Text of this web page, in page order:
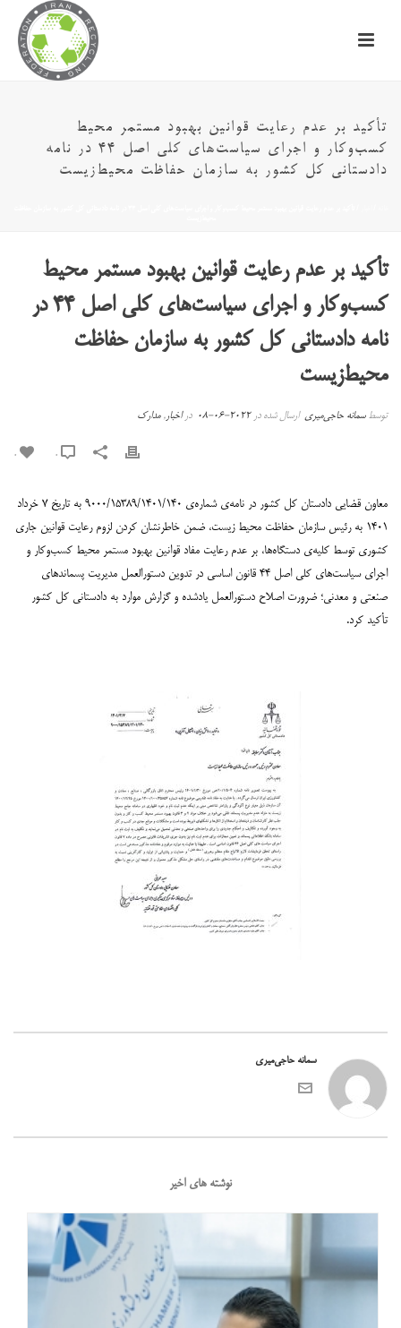
تأکید بر عدم رعایت قوانین بهبود مستمر محیط
کسب‌وکار و اجرای سیاست‌های کلی اصل ۴۴ در نامه
دادستانی کل کشور به سازمان حفاظت محیط‌زیست
تأکید بر عدم رعایت قوانین بهبود مستمر محیط
کسب‌وکار و اجرای سیاست‌های کلی اصل ۴۴ در
نامه دادستانی کل کشور به سازمان حفاظت
محیط‌زیست
توسطسمانه حاجی‌میری ارسال شده در2022-06-08 دراخبار,مدارک
0
معاون قضایی دادستان کل کشور در نامه‌ی شماره‌ی ۹۰۰۰/۱۵۳۸۹/۱۴۰۱/۱۴۰ به تاریخ ۷ خرداد
۱۴۰۱ به رئیس سازمان حفاظت محیط زیست، ضمن خاطرنشان کردن لزوم رعایت قوانین جاری
کشوری توسط کلیه‌ی دستگاه‌ها، بر عدم رعایت مفاد قوانین بهبود مستمر محیط کسب‌وکار و
اجرای سیاست‌های کلی اصل ۴۴ قانون اساسی در تدوین دستورالعمل مدیریت پسماندهای
صنعتی و معدنی؛ ضرورت اصلاح دستورالعمل یادشده و گزارش موارد به دادستانی کل کشور
تأکید کرد.
سمانه حاجی‌میری
نوشته های اخیر